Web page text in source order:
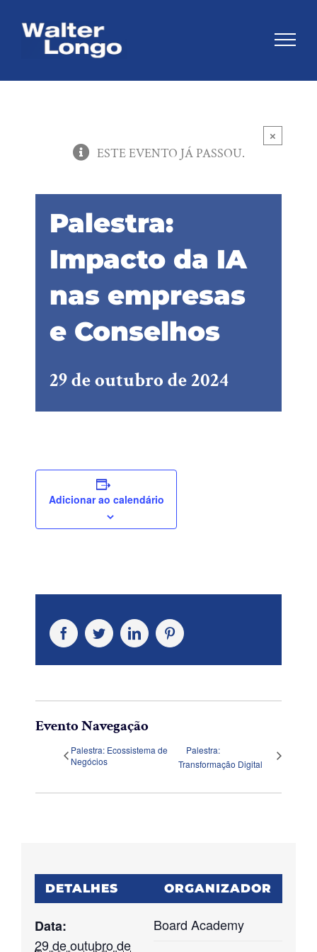
×
ESTE EVENTO JÁ PASSOU.
Palestra:
Impacto da IA
nas empresas
e Conselhos
29 de outubro de 2024
Adicionar ao calendário
FacebookTwitterLinkedInPinterest
Evento Navegação
Palestra: Ecossistema de
Negócios
Palestra:
Transformação Digital
DETALHES
Data:
29 de outubro de
ORGANIZADOR
Board Academy